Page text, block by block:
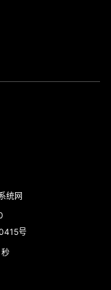
统网
号